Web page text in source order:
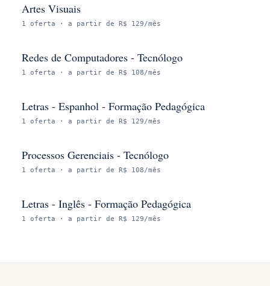
Artes Visuais
1 oferta · a partir de R$ 129/mês
Redes de Computadores - Tecnólogo
1 oferta · a partir de R$ 108/mês
Letras - Espanhol - Formação Pedagógica
1 oferta · a partir de R$ 129/mês
Processos Gerenciais - Tecnólogo
1 oferta · a partir de R$ 108/mês
Letras - Inglês - Formação Pedagógica
1 oferta · a partir de R$ 129/mês